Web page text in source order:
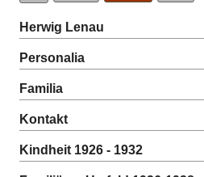
Herwig Lenau
Personalia
Familia
Kontakt
Kindheit 1926 - 1932